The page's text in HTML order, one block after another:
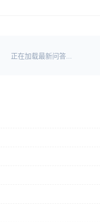
正在加载最新问答...